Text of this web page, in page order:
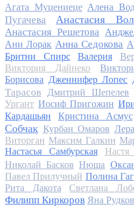
Агата Муцениеце Алена
Пугачева
Анастасия
Анастасия Решетова
Ани Лорак Анна Седокова
Бритни Спирс
Валерия
Виктория Дайнеко
Борисова Дженнифер Лопес
Тарасов
Дмитрий Шепелев
Ургант Иосиф Пригожин
Кардашьян
Кристина Асмус
Собчак Курбан Омаров
Виторган Максим Галкин
Настасья Самбурская
Настя
Николай Басков Нюша
Павел Прилучный Полина
Рита Дакота
Светлана
Филипп Киркоров Яна